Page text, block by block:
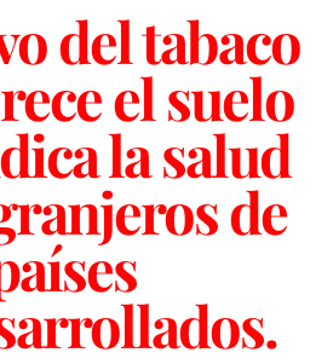
del tabaco
el suelo
la salud
de